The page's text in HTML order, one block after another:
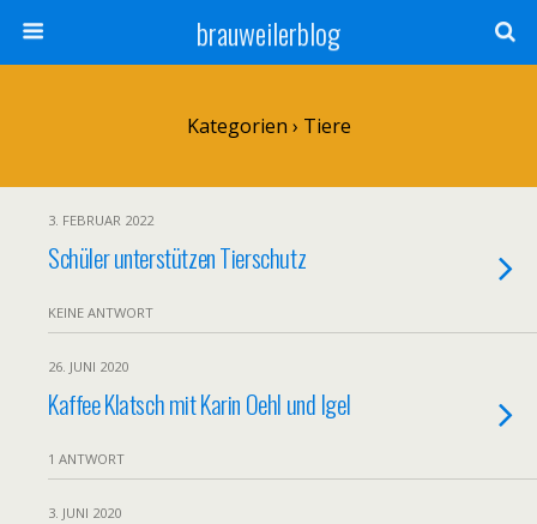
brauweilerblog
Kategorien › Tiere
3. FEBRUAR 2022
Schüler unterstützen Tierschutz
KEINE ANTWORT
26. JUNI 2020
Kaffee Klatsch mit Karin Oehl und Igel
1 ANTWORT
3. JUNI 2020